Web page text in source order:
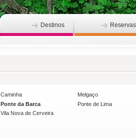
Destinos Reservas
Caminha
Melgaço
Ponte da Barca
Ponte de Lima
Vila Nova de Cerveira